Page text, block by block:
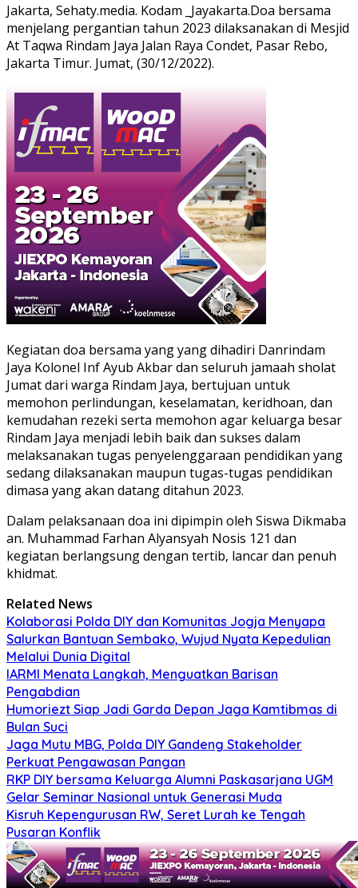
Jakarta, Sehaty.media. Kodam _Jayakarta.Doa bersama
menjelang pergantian tahun 2023 dilaksanakan di Mesjid
At Taqwa Rindam Jaya Jalan Raya Condet, Pasar Rebo,
Jakarta Timur. Jumat, (30/12/2022).
Kegiatan doa bersama yang yang dihadiri Danrindam
Jaya Kolonel Inf Ayub Akbar dan seluruh jamaah sholat
Jumat dari warga Rindam Jaya, bertujuan untuk
memohon perlindungan, keselamatan, keridhoan, dan
kemudahan rezeki serta memohon agar keluarga besar
Rindam Jaya menjadi lebih baik dan sukses dalam
melaksanakan tugas penyelenggaraan pendidikan yang
sedang dilaksanakan maupun tugas-tugas pendidikan
dimasa yang akan datang ditahun 2023.
Dalam pelaksanaan doa ini dipimpin oleh Siswa Dikmaba
an. Muhammad Farhan Alyansyah Nosis 121 dan
kegiatan berlangsung dengan tertib, lancar dan penuh
khidmat.
Related News
Kolaborasi Polda DIY dan Komunitas Jogja Menyapa
Salurkan Bantuan Sembako, Wujud Nyata Kepedulian
Melalui Dunia Digital
IARMI Menata Langkah, Menguatkan Barisan
Pengabdian
Humoriezt Siap Jadi Garda Depan Jaga Kamtibmas di
Bulan Suci
Jaga Mutu MBG, Polda DIY Gandeng Stakeholder
Perkuat Pengawasan Pangan
RKP DIY bersama Keluarga Alumni Paskasarjana UGM
Gelar Seminar Nasional untuk Generasi Muda
Kisruh Kepengurusan RW, Seret Lurah ke Tengah
Pusaran Konflik